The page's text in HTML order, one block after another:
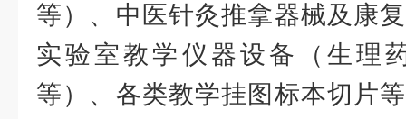
等）、中医针灸推拿器械及康
实验室教学仪器设备（生理
等）、各类教学挂图标本切片